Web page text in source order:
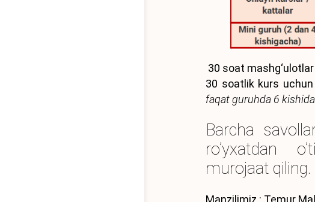
30 soat
30 soatlik kurs uchun
faqat guruhda 6
Barcha
ro’yxatdan
murojaat qiling.
Manzilimiz : Temur